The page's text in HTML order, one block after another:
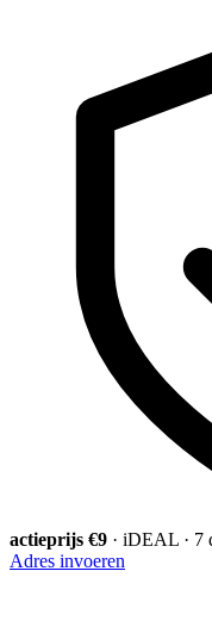
actieprijs €9 · iDEAL · 7
Adres invoeren